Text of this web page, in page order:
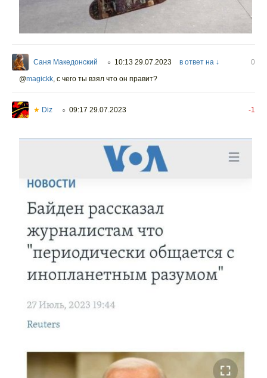
Саня Македонский ○ 10:13 29.07.2023 в ответ на ↓
0
@magickk, с чего ты взял что он правит?
★ Diz ○ 09:17 29.07.2023 -1